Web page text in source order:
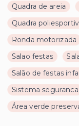
Quadra de areia
Quadra
Ronda motorizada
Salao festas
Salão de festas
Sistema seguranca
Área verde